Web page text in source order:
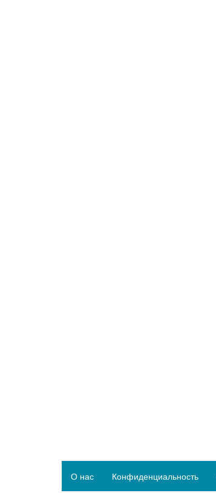
О нас Конфиденциальность